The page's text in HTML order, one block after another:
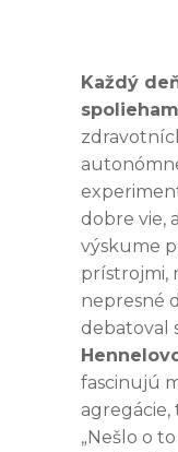
Každý
dobre vie,
výskume
prístrojmi,
nepresné
debatoval
fascinujú
agregácie,
„Nešlo o